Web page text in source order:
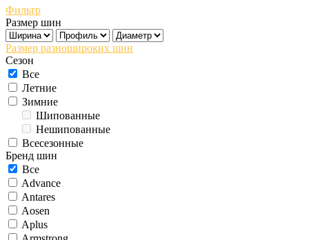
Фильтр
Размер шин
Размер разношироких шин
Сезон
Все
Летние
Зимние
Шипованные
Нешипованные
Всесезонные
Бренд шин
Все
Advance
Antares
Aosen
Aplus